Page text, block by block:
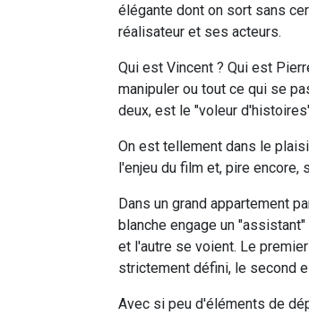
élégante dont on sort sans
réalisateur et ses acteurs.
Qui est Vincent ? Qui est
manipuler ou tout ce qui se
deux, est le "voleur
On est tellement dans le
l'enjeu du film et, pire encore,
Dans un grand appartement
blanche engage un
et l'autre se voient. Le
strictement défini, le second
Avec si peu d'éléments de